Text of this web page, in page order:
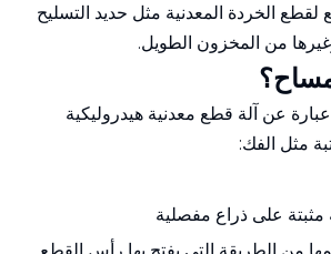
الخردة المعدنية مثل حديد التسليح
من المخزون الطويل.
عبارة عن آلة قطع معدنية هيدروليكية
مثل الفك:
على ذراع مفصلية
من الطريقة التي يفتح بها رأس القطع